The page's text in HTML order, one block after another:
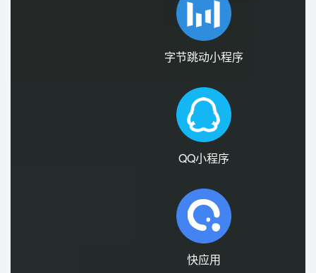
字节跳动小程序
QQ小程序
快应用